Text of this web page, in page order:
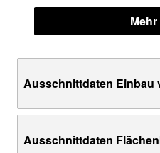
Ausschnittdaten Einbau
Ausschnittdaten